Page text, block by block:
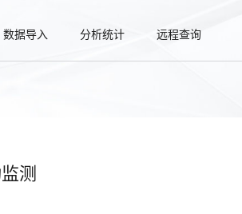
数据导入 分析统计 远程查询
测